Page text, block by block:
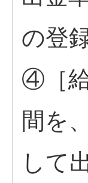
の登
④［
間を
して